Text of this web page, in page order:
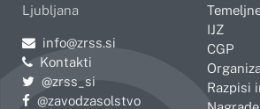
Ljubljana
Pošljite e-mail na
info@zrss.si
Kontakti
Pojdite na Twitter:
@zrss_si
Pojdite na Facebook:
@zavodzasolstvo
IJZ
CGP
Razpisi